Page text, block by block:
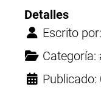
Detalles
Escrito por:
Categoría: